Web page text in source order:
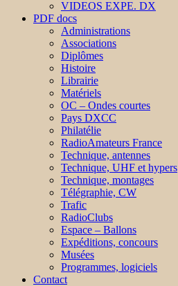
VIDEOS EXPE. DX
PDF docs
Administrations
Associations
Diplômes
Histoire
Librairie
Matériels
OC – Ondes courtes
Pays DXCC
Philatélie
RadioAmateurs France
Technique, antennes
Technique, UHF et hypers
Technique, montages
Télégraphie, CW
Trafic
RadioClubs
Espace – Ballons
Expéditions, concours
Musées
Programmes, logiciels
Contact